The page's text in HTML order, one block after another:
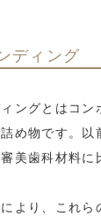
ディング
ングとはコン
め物です。以
美歯科材料に
より、これら